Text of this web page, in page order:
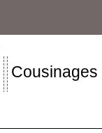
Cousinages